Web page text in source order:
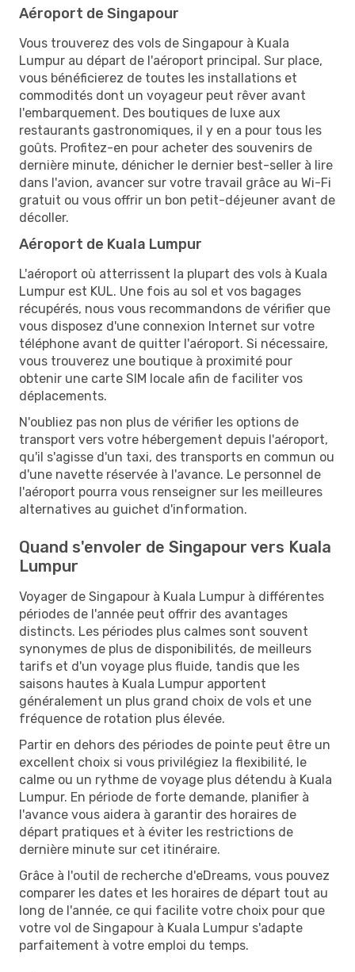
Aéroport de Singapour
Vous trouverez des vols de Singapour à Kuala
Lumpur au départ de l'aéroport principal. Sur place,
vous bénéficierez de toutes les installations et
commodités dont un voyageur peut rêver avant
l'embarquement. Des boutiques de luxe aux
restaurants gastronomiques, il y en a pour tous les
goûts. Profitez-en pour acheter des souvenirs de
dernière minute, dénicher le dernier best-seller à lire
dans l'avion, avancer sur votre travail grâce au Wi-Fi
gratuit ou vous offrir un bon petit-déjeuner avant de
décoller.
Aéroport de Kuala Lumpur
L'aéroport où atterrissent la plupart des vols à Kuala
Lumpur est KUL. Une fois au sol et vos bagages
récupérés, nous vous recommandons de vérifier que
vous disposez d'une connexion Internet sur votre
téléphone avant de quitter l'aéroport. Si nécessaire,
vous trouverez une boutique à proximité pour
obtenir une carte SIM locale afin de faciliter vos
déplacements.
N'oubliez pas non plus de vérifier les options de
transport vers votre hébergement depuis l'aéroport,
qu'il s'agisse d'un taxi, des transports en commun ou
d'une navette réservée à l'avance. Le personnel de
l'aéroport pourra vous renseigner sur les meilleures
alternatives au guichet d'information.
Quand s'envoler de Singapour vers Kuala
Lumpur
Voyager de Singapour à Kuala Lumpur à différentes
périodes de l'année peut offrir des avantages
distincts. Les périodes plus calmes sont souvent
synonymes de plus de disponibilités, de meilleurs
tarifs et d'un voyage plus fluide, tandis que les
saisons hautes à Kuala Lumpur apportent
généralement un plus grand choix de vols et une
fréquence de rotation plus élevée.
Partir en dehors des périodes de pointe peut être un
excellent choix si vous privilégiez la flexibilité, le
calme ou un rythme de voyage plus détendu à Kuala
Lumpur. En période de forte demande, planifier à
l'avance vous aidera à garantir des horaires de
départ pratiques et à éviter les restrictions de
dernière minute sur cet itinéraire.
Grâce à l'outil de recherche d'eDreams, vous pouvez
comparer les dates et les horaires de départ tout au
long de l'année, ce qui facilite votre choix pour que
votre vol de Singapour à Kuala Lumpur s'adapte
parfaitement à votre emploi du temps.